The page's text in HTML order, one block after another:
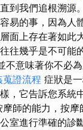
到我們追根溯源。
易的事，因為人
面上存在著如此
往幾乎是不可能
不意味著你不必
蒐證流程 症狀是
，它告訴您系統
師的能力，按摩
室進行準確的診